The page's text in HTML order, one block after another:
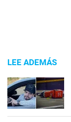
LEE ADEMÁS